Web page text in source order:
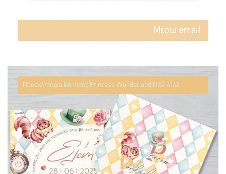
Mέσω email
Προσκλητήριο Βάπτισης Princess Wonderland ΠΒ2-4162